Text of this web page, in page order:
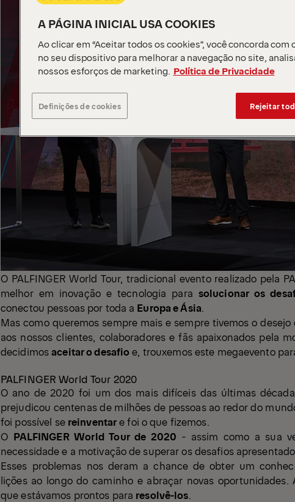
O PALFINGER World Tour, tradicional evento realizado pela
melhor em inovação e tecnologia para solucionar os
conectou pessoas por toda a Europa e Ásia.
Mas como queremos sempre mais e sempre tivemos o
aos nossos clientes, colaboradores e fãs apaixonados pela
decidimosaceitar o desafioe, trouxemos este megaevento
PALFINGER World Tour 2020
O ano de 2020 foi um dos mais difíceis das últimas
prejudicou centenas de milhões de pessoas ao redor do
foi possível se reinventare foi o que fizemos.
O PALFINGER World Tour de 2020 - assim como a sua
necessidade e a motivação de superar os desafios
Esses problemas nos deram a chance de obter um
lições ao longo do caminho e abraçar novas
que estávamos prontos para resolvê-los.
A PÁGINA INICIAL USA COOKIES
Ao clicar em “Aceitar todos os cookies”, você concorda
no seu dispositivo para melhorar a navegação no site,
nossos esforços de marketing. Política de Privacidade
Definições de cookies Rejeitar